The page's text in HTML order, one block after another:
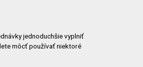
od zmluvy online
jednoduchšie vyplniť
môcť používať niektoré